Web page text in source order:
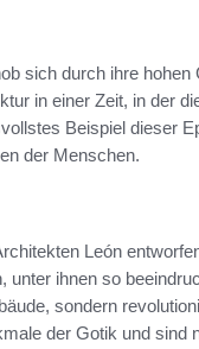
sich durch ihre
in einer Zeit, in der
Beispiel dieser
der Menschen.
León
unter ihnen so
sondern
der Gotik und sind